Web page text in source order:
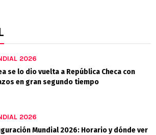
2026
se lo dio vuelta a República Checa con
en gran segundo tiempo
2026
Mundial 2026: Horario y dónde ver